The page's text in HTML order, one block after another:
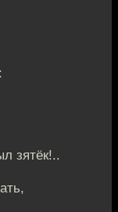
зятёк!..